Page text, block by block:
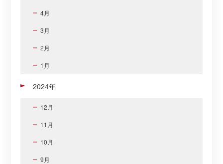
4月
3月
2月
1月
2024年
12月
11月
10月
9月